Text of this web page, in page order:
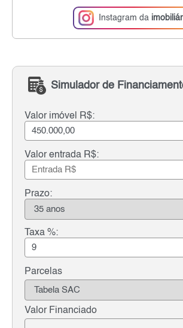
Instagram da
Simulador de
Valor imóvel R$:
Valor entrada R$:
Prazo:
Taxa %:
Parcelas
Valor Financiado